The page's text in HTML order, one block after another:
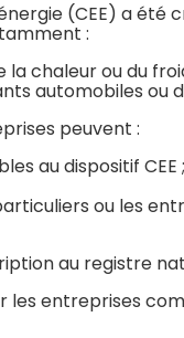
(CEE) a
:
chaleur ou du
automobiles ou
peuvent :
au dispositif CEE ;
ou les
au registre
les entreprises